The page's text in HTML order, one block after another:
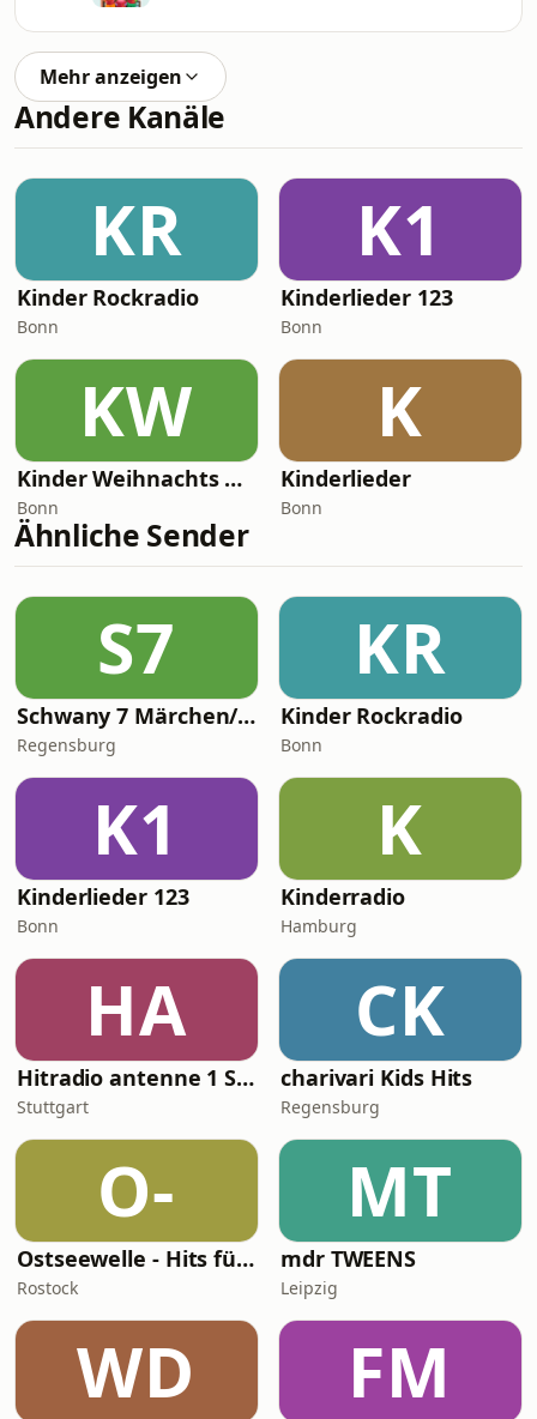
Mehr anzeigen
Andere Kanäle
KR
Kinder Rockradio
Bonn
K1
Kinderlieder 123
Bonn
KW
Kinder Weihnachts Radio
Bonn
K
Kinderlieder
Bonn
Ähnliche Sender
S7
Schwany 7 Märchen/Kinderradio
Regensburg
KR
Kinder Rockradio
Bonn
K1
Kinderlieder 123
Bonn
K
Kinderradio
Hamburg
HA
Hitradio antenne 1 Songs für Kids
Stuttgart
CK
charivari Kids Hits
Regensburg
O-
Ostseewelle - Hits für Kids
Rostock
MT
mdr TWEENS
Leipzig
WD FM